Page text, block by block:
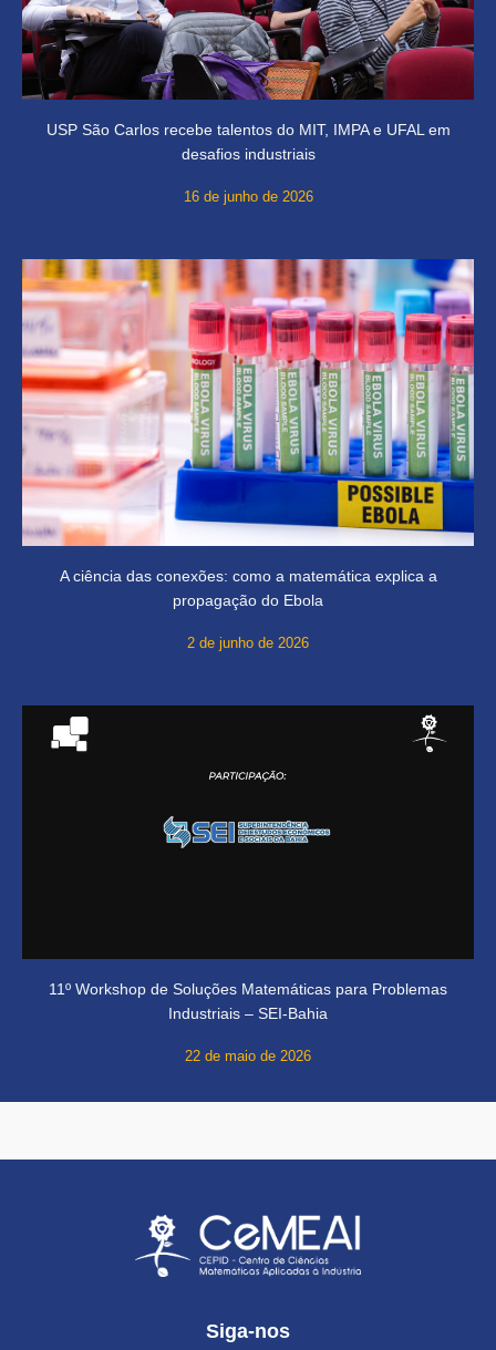
USP São Carlos recebe talentos do MIT, IMPA e UFAL em
desafios industriais
16 de junho de 2026
A ciência das conexões: como a matemática explica a
propagação do Ebola
2 de junho de 2026
11º Workshop de Soluções Matemáticas para Problemas
Industriais – SEI-Bahia
22 de maio de 2026
Siga-nos